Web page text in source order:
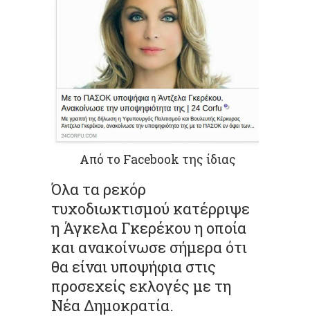
Από το Facebook της ίδιας
Όλα τα ρεκόρ
τυχοδιωκτισμού κατέρριψε
η Άγκελα Γκερέκου η οποία
και ανακοίνωσε σήμερα ότι
θα είναι υποψήφια στις
προσεχείς εκλογές με τη
Νέα Δημοκρατία.